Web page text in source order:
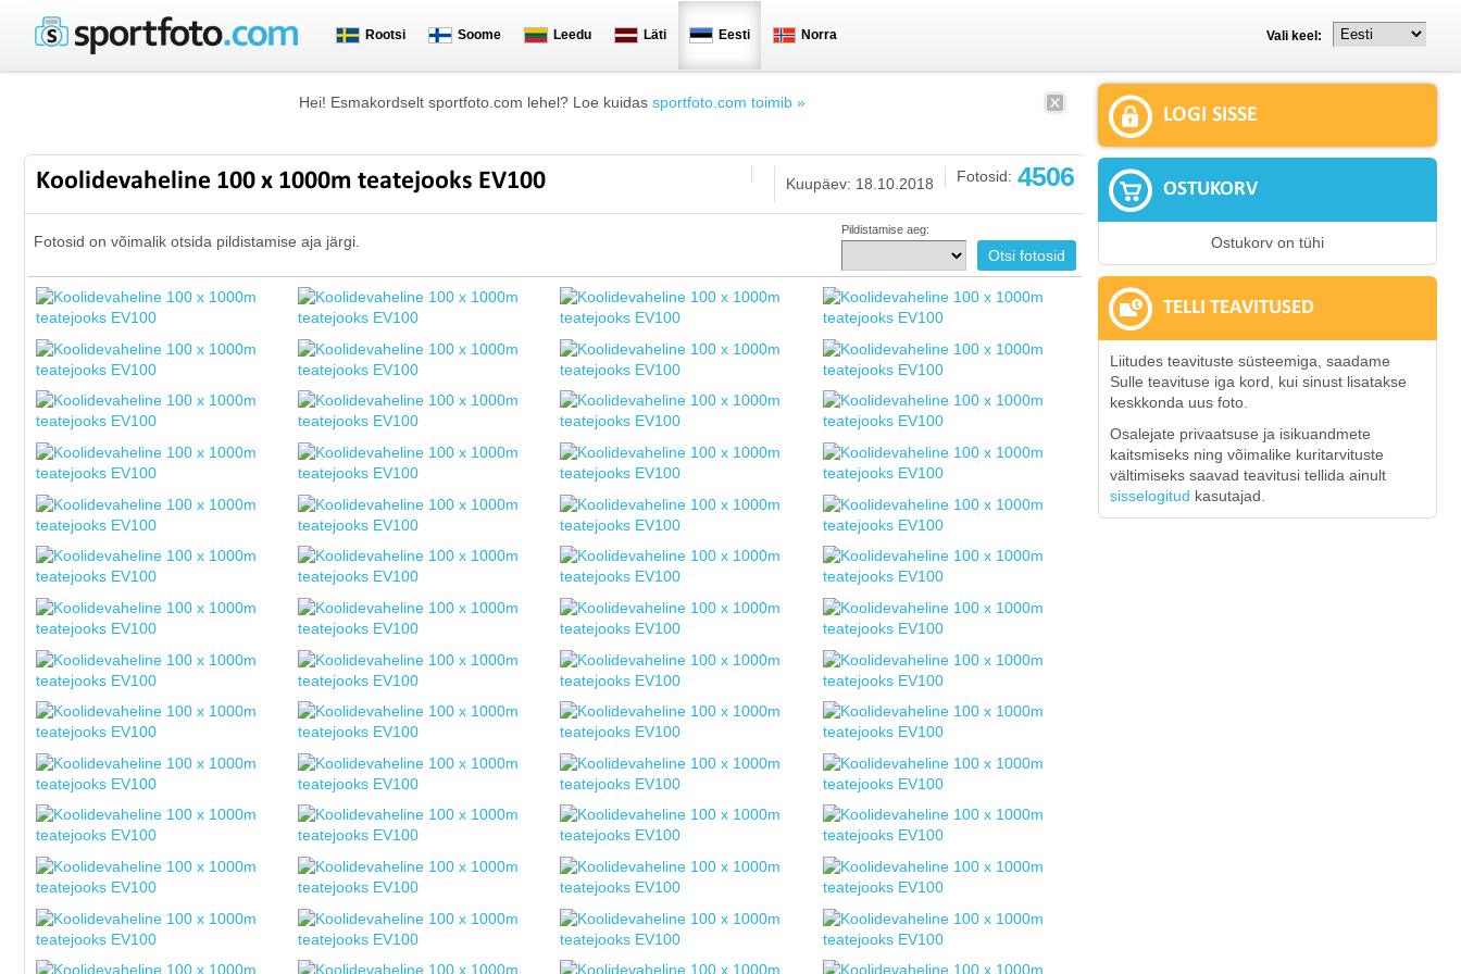
Rootsi Soome Leedu Läti Eesti Norra Vali keel:
Hei! Esmakordselt sportfoto.com lehel? Loe kuidas sportfoto.com toimib »
Koolidevaheline 100 x 1000m teatejooks EV100 Fotosid: 4506
Kuupäev: 18.10.2018
Fotosid on võimalik otsida pildistamise aja järgi.
Pildistamise aeg:
LOGI SISSE
OSTUKORV
Ostukorv on tühi
TELLI TEAVITUSED
Liitudes teavituste süsteemiga, saadame
Sulle teavituse iga kord, kui sinust lisatakse
keskkonda uus foto.
Osalejate privaatsuse ja isikuandmete
kaitsmiseks ning võimalike kuritarvituste
vältimiseks saavad teavitusi tellida ainult
sisselogitud kasutajad.